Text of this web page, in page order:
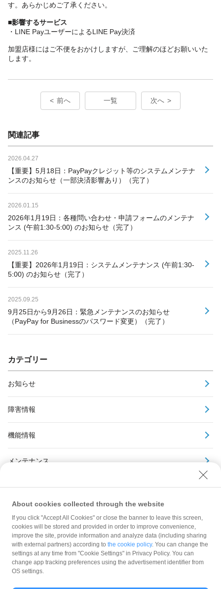
す。あらかじめご了承ください。
■影響するサービス
・LINE PayユーザーによるLINE Pay決済
加盟店様にはご不便をおかけしますが、ご理解のほどお願いいた
します。
前へ 一覧 次へ
関連記事
2026.04.27
【重要】5月18日：PayPayクレジット等のシステムメンテナ
ンスのお知らせ（一部決済影響あり）（完了）
2026.01.15
2026年1月19日：各種問い合わせ・申請フォームのメンテナ
ンス (午前1:30-5:00) のお知らせ（完了）
2025.11.26
【重要】2026年1月19日：システムメンテナンス (午前1:30-
5:00) のお知らせ（完了）
2025.09.25
9月25日から9月26日：緊急メンテナンスのお知らせ
（PayPay for Businessのパスワード変更）（完了）
カテゴリー
お知らせ
障害情報
機能情報
メンテナンス
規約
ガイドライン
About cookies collected through the website
If you click "Accept All Cookies" or close the banner to leave this screen,
cookies will be stored and provided in order to improve convenience,
improve the site, provide information and analyze data (including sharing
with external partners) according to the cookie policy. You can change the
settings at any time from "Cookie Settings" in Privacy Policy. You can
change app tracking preferences using the advertisement identifier from
OS settings.